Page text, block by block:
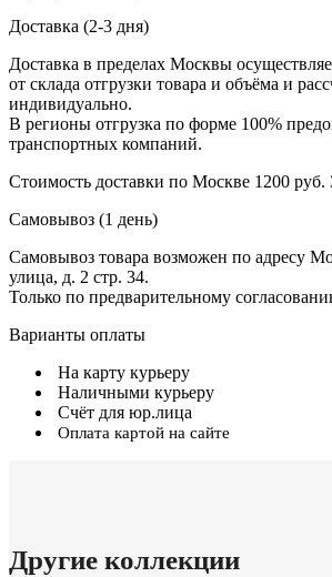
Доставка (2-3 дня)
Доставка в пределах Москвы
от склада отгрузки товара и объёма и
индивидуально.
В регионы отгрузка по форме 100%
транспортных компаний.
Стоимость доставки по Москве 1200
Самовывоз (1 день)
Самовывоз товара возможен по адресу
улица, д. 2 стр. 34.
Только по предварительному
Варианты оплаты
На карту курьеру
Наличными курьеру
Счёт для юр.лица
Оплата картой на сайте
Другие коллекции